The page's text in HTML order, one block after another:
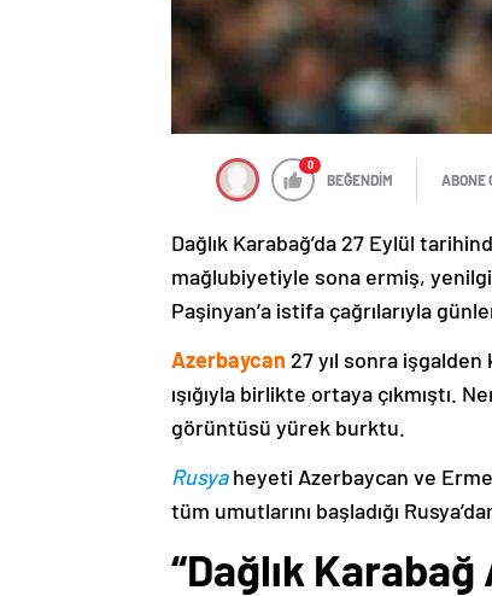
0
BEĞENDİM ABONE
Dağlık Karabağ’da 27 Eylül
mağlubiyetiyle sona ermiş,
Paşinyan’a istifa çağrılarıyla
Azerbaycan 27 yıl sonra
ışığıyla birlikte ortaya çıkmıştı.
görüntüsü yürek burktu.
Rusyaheyeti Azerbaycan ve
tüm umutlarını başladığı
“Dağlık Karabağ